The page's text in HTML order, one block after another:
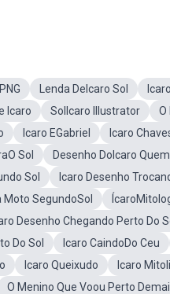
Lenda DeIcaro Sol
Icaro SolIcaro Illustrator O
Icaro EGabriel Icaro
Sol Desenho DoIcaro
Sol Icaro Desenho
Moto SegundoSol
Desenho Chegando Perto Do
Do Sol Icaro CaindoDo Ceu
Icaro Queixudo Icaro
O Menino Que Voou Perto